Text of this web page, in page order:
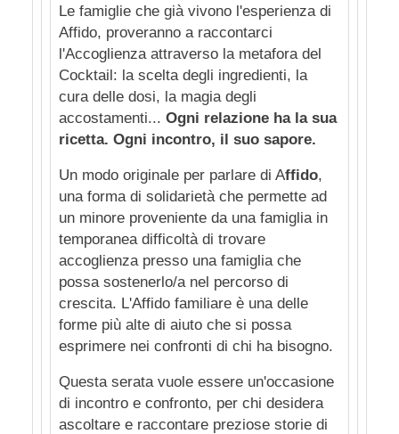
Le famiglie che già vivono l'esperienza di
Affido, proveranno a raccontarci
l'Accoglienza attraverso la metafora del
Cocktail: la scelta degli ingredienti, la
cura delle dosi, la magia degli
accostamenti... Ogni relazione ha la sua
ricetta. Ogni incontro, il suo sapore.
Un modo originale per parlare di Affido,
una forma di solidarietà che permette ad
un minore proveniente da una famiglia in
temporanea difficoltà di trovare
accoglienza presso una famiglia che
possa sostenerlo/a nel percorso di
crescita. L'Affido familiare è una delle
forme più alte di aiuto che si possa
esprimere nei confronti di chi ha bisogno.
Questa serata vuole essere un'occasione
di incontro e confronto, per chi desidera
ascoltare e raccontare preziose storie di